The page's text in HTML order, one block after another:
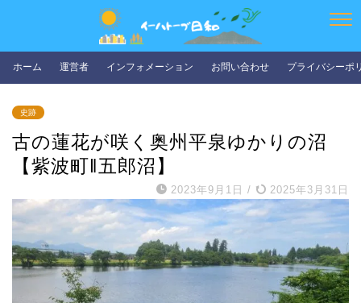
ホーム 運営者 インフォメーション お問い合わせ プライバシーポ
史跡
古の蓮花が咲く奥州平泉ゆかりの沼
【紫波町‖五郎沼】
2023年9月1日 / 2025年3月31日